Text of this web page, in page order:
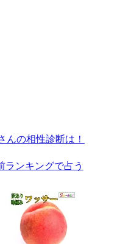
んの相性診断は！
ランキングで占う